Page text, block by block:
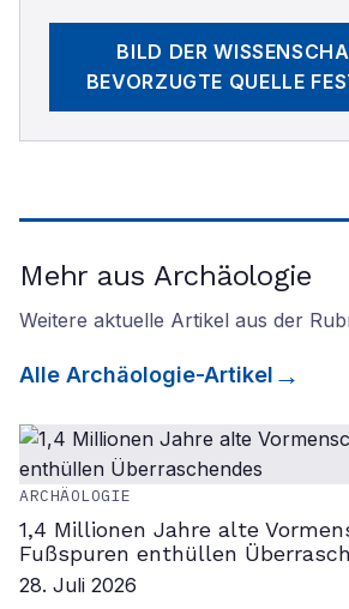
BILD DER
BEVORZUGTE QUELLE
Mehr aus Archäologie
Weitere aktuelle Artikel aus der
Alle Archäologie-Artikel
ARCHÄOLOGIE
1,4 Millionen Jahre alte
Fußspuren enthüllen
28. Juli 2026